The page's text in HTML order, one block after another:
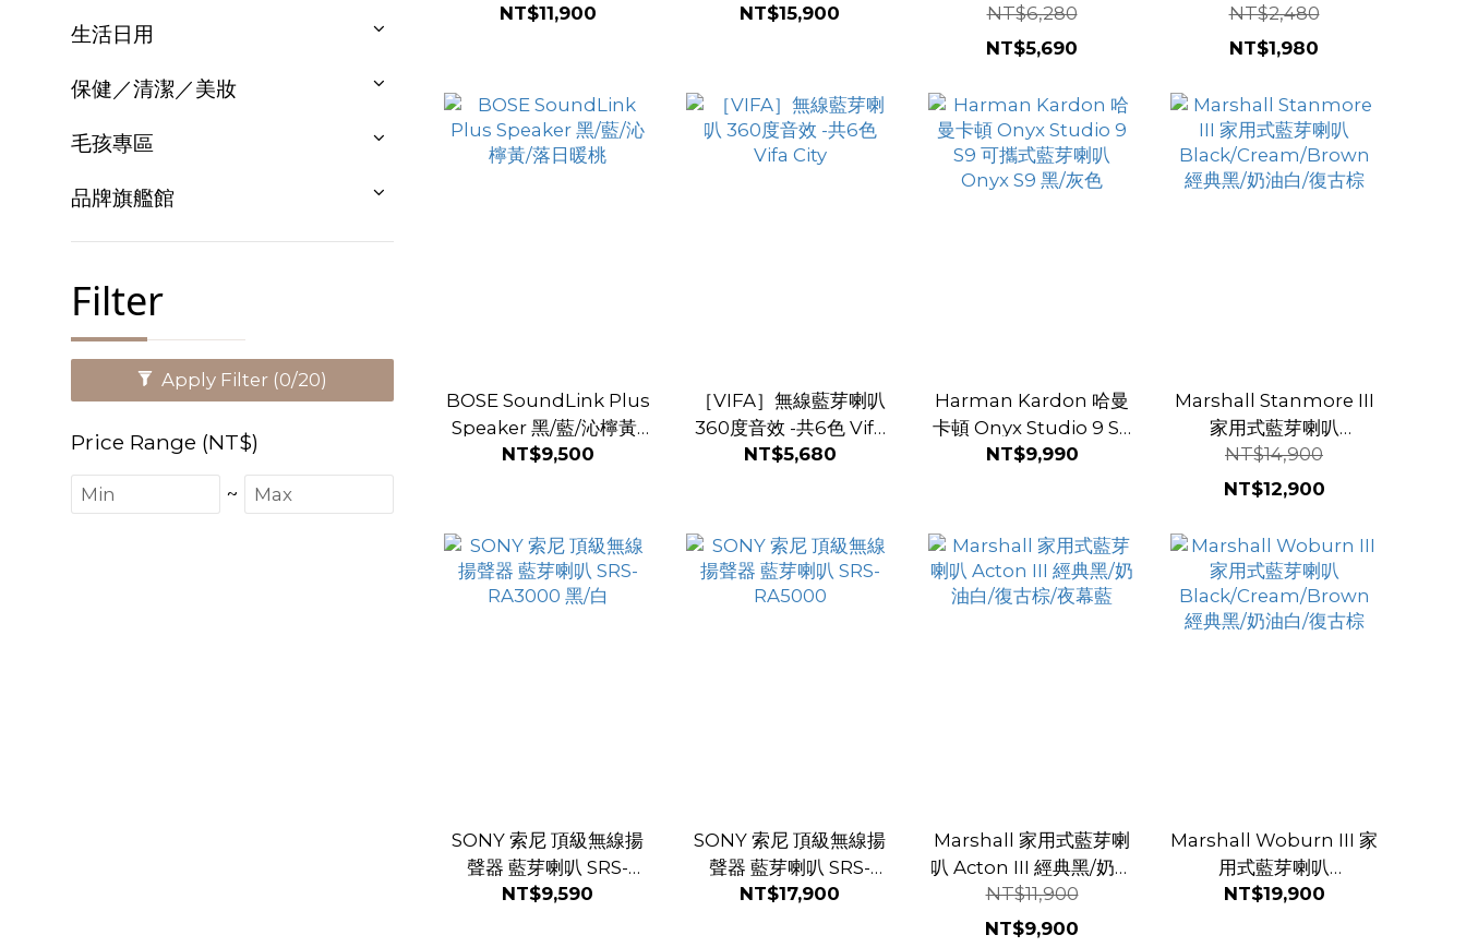
生活日用
保健／清潔／美妝
毛孩專區
品牌旗艦館
Filter
Apply Filter (0/20)
Price Range (NT$)
~
Black/Cream 經典黑/奶
NT$11,900
Black/Cream/Brown
NT$15,900
聯名版
NT$6,280
NT$5,690
NT$2,480
NT$1,980
BOSE SoundLink Plus
Speaker 黑/藍/沁檸黃/
落日暖桃
NT$9,500
［VIFA］無線藍芽喇叭
360度音效 -共6色 Vifa
City
NT$5,680
Harman Kardon 哈曼
卡頓 Onyx Studio 9 S9
可攜式藍芽喇叭 Onyx
NT$9,990
Marshall Stanmore III
家用式藍芽喇叭
Black/Cream/Brown
經典黑/奶油白/復古棕
NT$14,900
NT$12,900
SONY 索尼 頂級無線揚
聲器 藍芽喇叭 SRS-
RA3000 黑/白
NT$9,590
SONY 索尼 頂級無線揚
聲器 藍芽喇叭 SRS-
RA5000
NT$17,900
Marshall 家用式藍芽喇
叭 Acton III 經典黑/奶油
白/復古棕/夜幕藍
NT$11,900
NT$9,900
Marshall Woburn III 家
用式藍芽喇叭
Black/Cream/Brown
NT$19,900